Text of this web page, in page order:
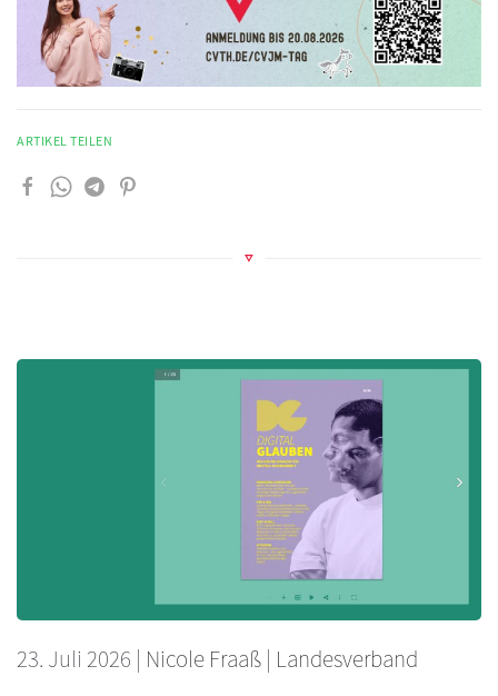
ARTIKEL TEILEN
23. Juli 2026 | Nicole Fraaß | Landesverband